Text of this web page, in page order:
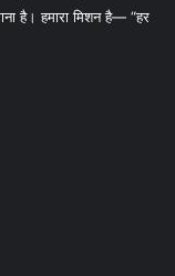
है। हमारा मिशन है— “हर